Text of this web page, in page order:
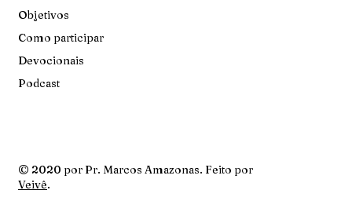
Objetivos
Como participar
Devocionais
Podcast
© 2020 por Pr. Marcos Amazonas. Feito por
Veivê.